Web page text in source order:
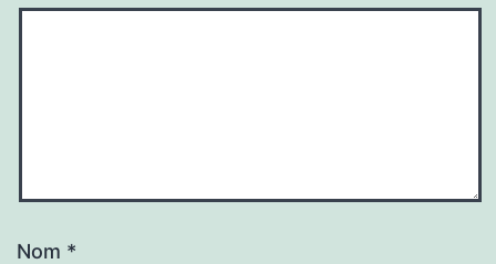
Nom *